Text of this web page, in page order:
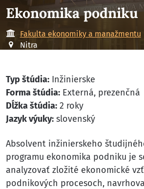
Ekonomika podniku
Fakulta ekonomiky a manažmentu
Nitra
Typ štúdia: Inžinierske
Forma štúdia: Externá, prezenčná
Dĺžka štúdia: 2 roky
Jazyk výuky: slovenský
Absolvent inžinierskeho
programu ekonomika podniku je
analyzovať zložité ekonomické
podnikových procesoch,